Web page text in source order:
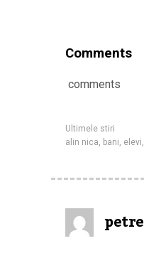
Comments
comments
Ultimele stiri
alin nica, bani, elevi,
petre